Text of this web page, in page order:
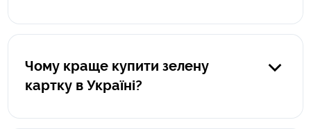
оплата за такий поліс здійснюється клієнтом на
на оплату формує менеджер Finance.ua, посилання
завжди починається так: https:/pay.finance.ua/унікальний
та не передаються третім особам.
Чому краще купити зелену
картку в Україні?